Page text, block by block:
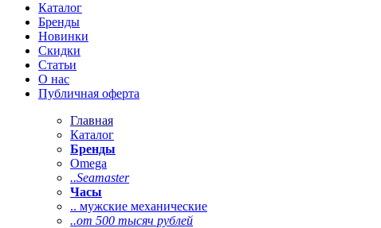
Каталог
Бренды
Новинки
Скидки
Статьи
О нас
Публичная оферта
Главная
Каталог
Бренды
Omega
..Seamaster
Часы
.. мужские механические
..от 500 тысяч рублей